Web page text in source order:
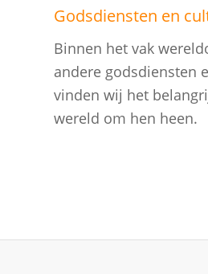
Godsdiensten en
Binnen het vak
andere godsdiensten
vinden wij het
wereld om hen heen.